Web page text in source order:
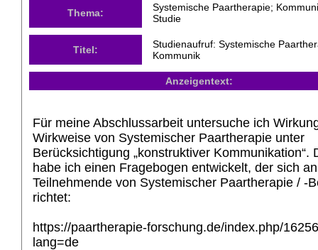
Thema:
Systemische Paartherapie;
Studie
Titel:
Studienaufruf: Systemische
Kommunik
Anzeigentext:
Für meine Abschlussarbeit untersuche ich
Wirkweise von Systemischer Paartherapie unter
Berücksichtigung „konstruktiver Kommunikation“.
habe ich einen Fragebogen entwickelt, der sich an
Teilnehmende von Systemischer Paartherapie / -
richtet:
https://paartherapie-forschung.de/index.php/
lang=de